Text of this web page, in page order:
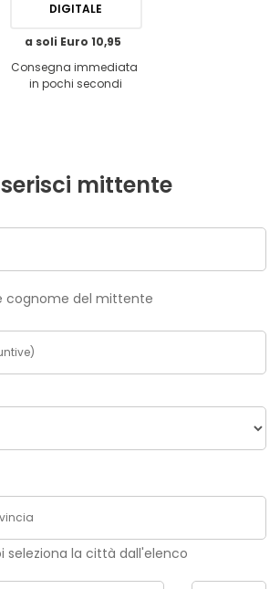
DIGITALE
a soli Euro 10,95
Consegna immediata
in pochi secondi
mittente
Inserisci nome e cognome del mittente
seleziona la città dall'elenco